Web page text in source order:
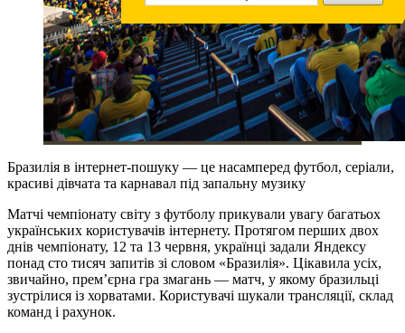
Бразилія в інтернет-пошуку — це насамперед футбол, серіали,
красиві дівчата та карнавал під запальну музику
Матчі чемпіонату світу з футболу прикували увагу багатьох
українських користувачів інтернету. Протягом перших двох
днів чемпіонату, 12 та 13 червня, українці задали Яндексу
понад сто тисяч запитів зі словом «Бразилія». Цікавила усіх,
звичайно, прем’єрна гра змагань — матч, у якому бразильці
зустрілися із хорватами. Користувачі шукали трансляції, склад
команд і рахунок.